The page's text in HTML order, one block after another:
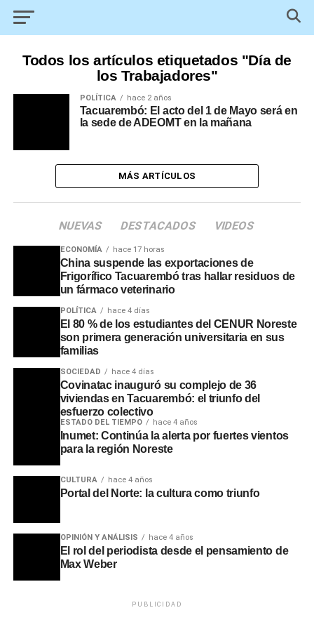
Todos los artículos etiquetados "Día de
los Trabajadores"
POLÍTICA hace 2 años
Tacuarembó: El acto del 1 de Mayo será en
la sede de ADEOMT en la mañana
MÁS ARTÍCULOS
NUEVAS DESTACADOS VIDEOS
ECONOMÍA hace 17 horas
China suspende las exportaciones de
Frigorífico Tacuarembó tras hallar residuos de
un fármaco veterinario
POLÍTICA hace 4 días
El 80 % de los estudiantes del CENUR Noreste
son primera generación universitaria en sus
familias
SOCIEDAD hace 4 días
Covinatac inauguró su complejo de 36
viviendas en Tacuarembó: el triunfo del
esfuerzo colectivo
ESTADO DEL TIEMPO hace 4 años
Inumet: Continúa la alerta por fuertes vientos
para la región Noreste
CULTURA hace 4 años
Portal del Norte: la cultura como triunfo
OPINIÓN Y ANÁLISIS hace 4 años
El rol del periodista desde el pensamiento de
Max Weber
PUBLICIDAD